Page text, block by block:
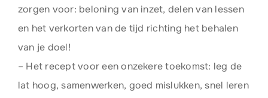
zorgen voor: beloning van inzet, delen van lessen
en het verkorten van de tijd richting het behalen
van je doel!
– Het recept voor een onzekere toekomst: leg de
lat hoog, samenwerken, goed mislukken, snel leren